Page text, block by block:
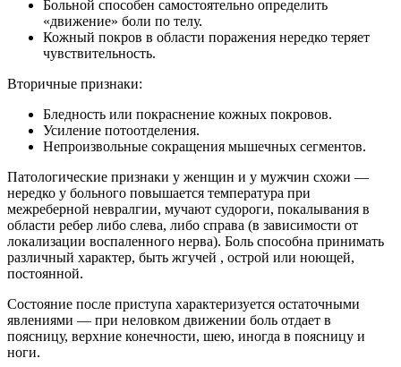
Больной способен самостоятельно определить
«движение» боли по телу.
Кожный покров в области поражения нередко теряет
чувствительность.
Вторичные признаки:
Бледность или покраснение кожных покровов.
Усиление потоотделения.
Непроизвольные сокращения мышечных сегментов.
Патологические признаки у женщин и у мужчин схожи —
нередко у больного повышается температура при
межреберной невралгии, мучают судороги, покалывания в
области ребер либо слева, либо справа (в зависимости от
локализации воспаленного нерва). Боль способна принимать
различный характер, быть жгучей , острой или ноющей,
постоянной.
Состояние после приступа характеризуется остаточными
явлениями — при неловком движении боль отдает в
поясницу, верхние конечности, шею, иногда в поясницу и
ноги.